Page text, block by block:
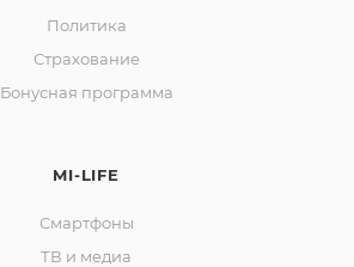
Политика
Страхование
Бонусная программа
MI-LIFE
Смартфоны
ТВ и медиа